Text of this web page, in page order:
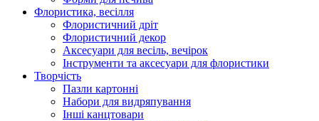
Флористика, весілля
Флористичний дріт
Флористичний декор
Аксесуари для весіль, вечірок
Інструменти та аксесуари для флористики
Творчість
Пазли картонні
Набори для видряпування
Інші канцтовари